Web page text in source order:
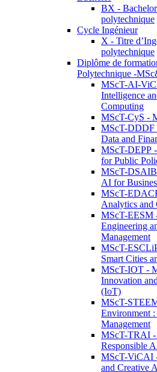
BX -
polytechnique
Cycle Ingénieur
X - Titre
polytechnique
Diplôme de
Polytechnique -
MScT-AI-
Intelligence
Computing
MScT-CyS -
MScT-DDDF
Data and
MScT-DEPP
for Public
MScT-DSAIB
AI for
MScT-
Analytics and
MScT-EESM
Engineering
Management
MScT-
Smart Cities
MScT-IOT -
Innovation
(IoT)
MScT-
Environment
Management
MScT-TRAI -
Responsible
MScT-ViCAI
and Creative